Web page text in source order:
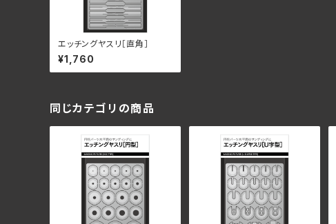
エッチングヤスリ［直角］
¥1,760
同じカテゴリの商品